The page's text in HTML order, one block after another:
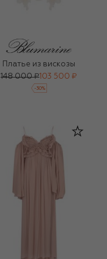
Платье из вискозы
148 000 ₽ 103 500 ₽
-30%